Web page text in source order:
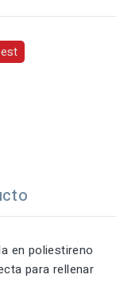
en poliestireno
para rellenar